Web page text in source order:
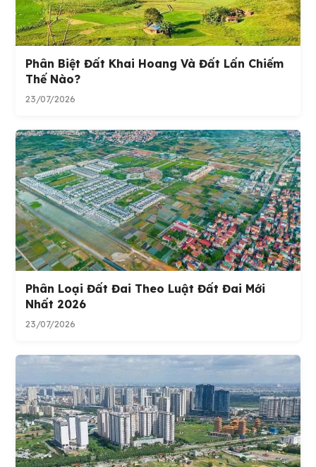
Phân Biệt Đất Khai Hoang Và Đất Lấn Chiếm
Thế Nào?
23/07/2026
Phân Loại Đất Đai Theo Luật Đất Đai Mới
Nhất 2026
23/07/2026